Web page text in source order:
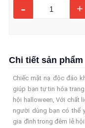
- +
Chi tiết sản phẩm
Chiếc mặt nạ độc đáo
giúp bạn tự tin hóa
hội halloween, Với chất
người dùng bạn có thể
gia đình trong đêm lễ